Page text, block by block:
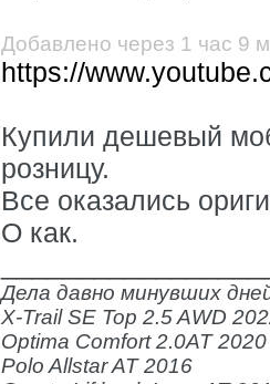
Добавлено через 1 час 9
https://
Купили дешевый
розницу.
Все оказались
О как.
Дела давно минувших
X-Trail SE Top 2.5 AWD
Optima Comfort 2.0AT 2020
Polo Allstar AT 2016